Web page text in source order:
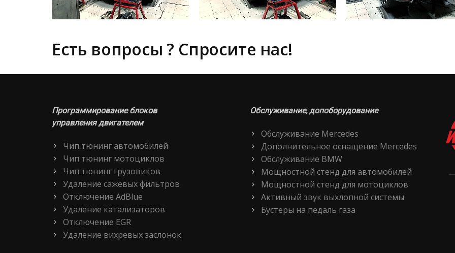
Есть вопросы ? Спросите нас!
Программирование блоков
управления двигателем
Чип тюнинг автомобилей
Чип тюнинг мотоциклов
Чип тюнинг грузовиков
Удаление сажевых фильтров
Отключение AdBlue
Удаление катализаторов
Отключение EGR
Удаление вихревых заслонок
Обслуживание, допоборудование
Обслуживание Mercedes
Дополнительное оснащение Mercedes
Обслуживание BMW
Мощностной стенд для автомобилей
Мощностной стенд для мотоциклов
Активный звук выхлопной системы
Бустеры на педаль газа